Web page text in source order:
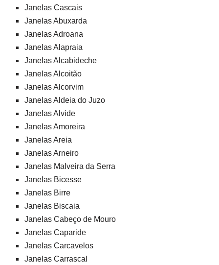
Janelas Cascais
Janelas Abuxarda
Janelas Adroana
Janelas Alapraia
Janelas Alcabideche
Janelas Alcoitão
Janelas Alcorvim
Janelas Aldeia do Juzo
Janelas Alvide
Janelas Amoreira
Janelas Areia
Janelas Arneiro
Janelas Malveira da Serra
Janelas Bicesse
Janelas Birre
Janelas Biscaia
Janelas Cabeço de Mouro
Janelas Caparide
Janelas Carcavelos
Janelas Carrascal